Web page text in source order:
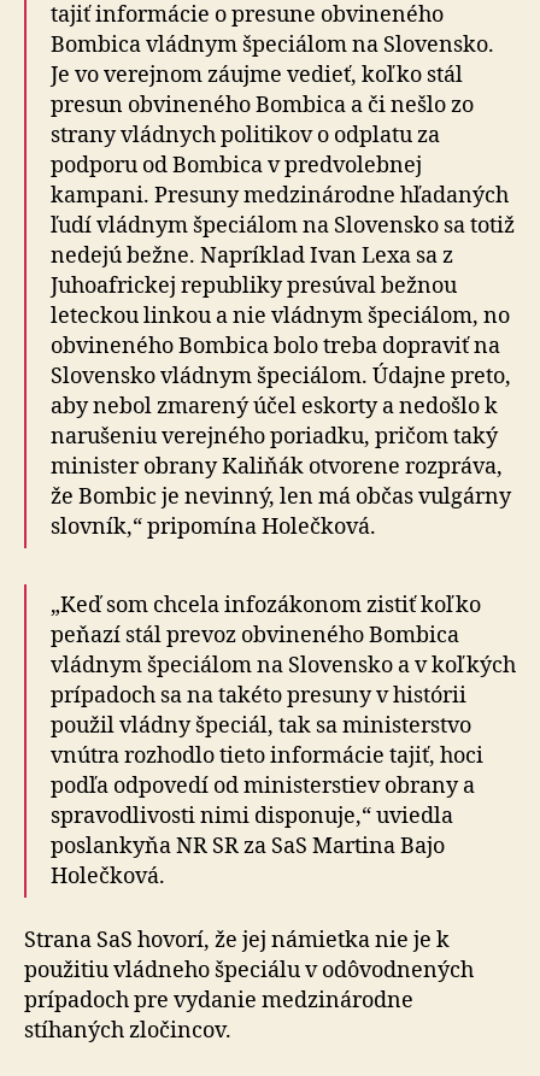
tajiť informácie o presune obvineného
Bombica vládnym špeciálom na Slovensko.
Je vo verejnom záujme vedieť, koľko stál
presun obvineného Bombica a či nešlo zo
strany vládnych politikov o odplatu za
podporu od Bombica v predvolebnej
kampani. Presuny medzinárodne hľadaných
ľudí vládnym špeciálom na Slovensko sa totiž
nedejú bežne. Napríklad Ivan Lexa sa z
Juhoafrickej republiky presúval bežnou
leteckou linkou a nie vládnym špeciálom, no
obvineného Bombica bolo treba dopraviť na
Slovensko vládnym špeciálom. Údajne preto,
aby nebol zmarený účel eskorty a nedošlo k
narušeniu verejného poriadku, pričom taký
minister obrany Kaliňák otvorene rozpráva,
že Bombic je nevinný, len má občas vulgárny
slovník,“ pripomína Holečková.
„Keď som chcela infozákonom zistiť koľko
peňazí stál prevoz obvineného Bombica
vládnym špeciálom na Slovensko a v koľkých
prípadoch sa na takéto presuny v histórii
použil vládny špeciál, tak sa ministerstvo
vnútra rozhodlo tieto informácie tajiť, hoci
podľa odpovedí od ministerstiev obrany a
spravodlivosti nimi disponuje,“ uviedla
poslankyňa NR SR za SaS Martina Bajo
Holečková.
Strana SaS hovorí, že jej námietka nie je k
použitiu vládneho špeciálu v odôvodnených
prípadoch pre vydanie medzinárodne
stíhaných zločincov.